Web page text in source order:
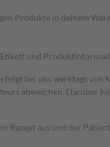
Produkte in deinem
und
bei uns werktags
abweichen. Darüber
aus und der